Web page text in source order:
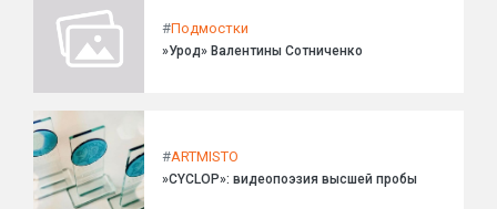
#Подмостки
»Урод» Валентины Сотниченко
#ARTMISTO
»CYCLOP»: видеопоэзия высшей пробы